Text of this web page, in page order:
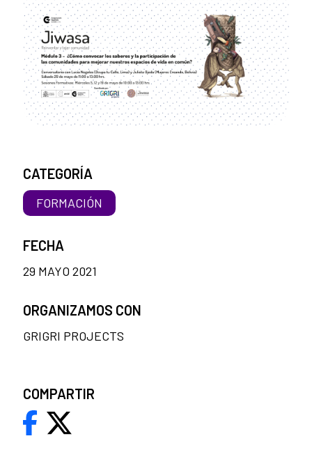
CATEGORÍA
FORMACIÓN
FECHA
29 MAYO 2021
ORGANIZAMOS CON
GRIGRI PROJECTS
COMPARTIR